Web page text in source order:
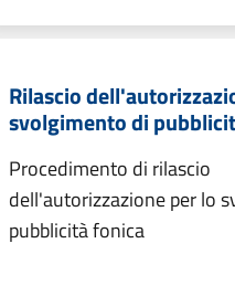
Rilascio
svolgimento di
Procedimento di rilascio
dell'autorizzazione per lo
pubblicità fonica